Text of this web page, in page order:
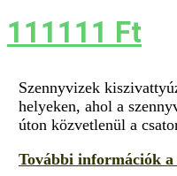
111111 Ft
Szennyvizek
helyeken, ahol a
úton közvetlenül a
További információk a